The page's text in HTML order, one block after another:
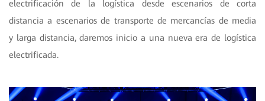
electrificación de la logística desde escenarios de corta
distancia a escenarios de transporte de mercancías de media
y larga distancia, daremos inicio a una nueva era de logística
electrificada.